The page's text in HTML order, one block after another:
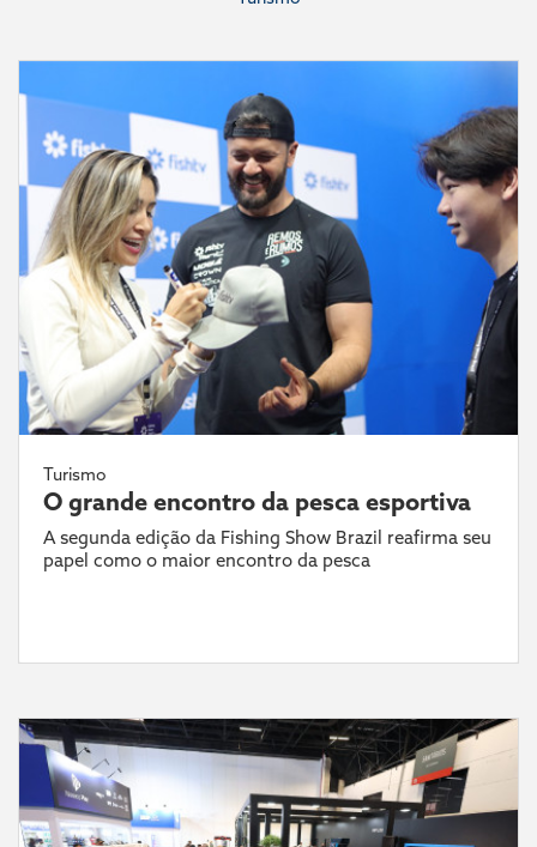
Turismo
O grande encontro da pesca esportiva
A segunda edição da Fishing Show Brazil reafirma seu
papel como o maior encontro da pesca